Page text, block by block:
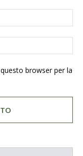
browser per la